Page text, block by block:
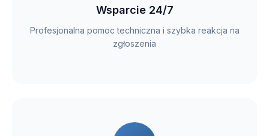
Wsparcie 24/7
Profesjonalna pomoc techniczna i szybka reakcja na
zgłoszenia